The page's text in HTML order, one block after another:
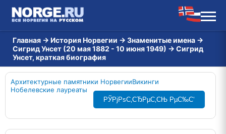
Главная → История Норвегии → Знаменитые имена →
Сигрид Унсет (20 мая 1882 - 10 июня 1949) → Сигрид
Унсет, краткая биография
Архитектурные памятники НорвегииВикинги
Нобелевские лауреаты
РЎРјРѕС‚СЂРµС‚СЊ РµС‰С‘